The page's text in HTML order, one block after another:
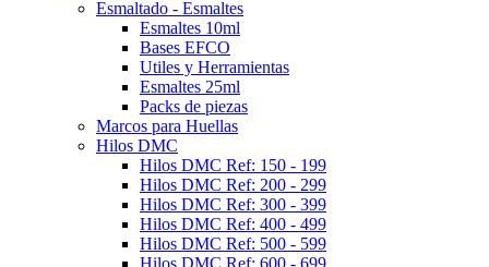
Esmaltado - Esmaltes
Esmaltes 10ml
Bases EFCO
Utiles y Herramientas
Esmaltes 25ml
Packs de piezas
Marcos para Huellas
Hilos DMC
Hilos DMC Ref: 150 - 199
Hilos DMC Ref: 200 - 299
Hilos DMC Ref: 300 - 399
Hilos DMC Ref: 400 - 499
Hilos DMC Ref: 500 - 599
Hilos DMC Ref: 600 - 699